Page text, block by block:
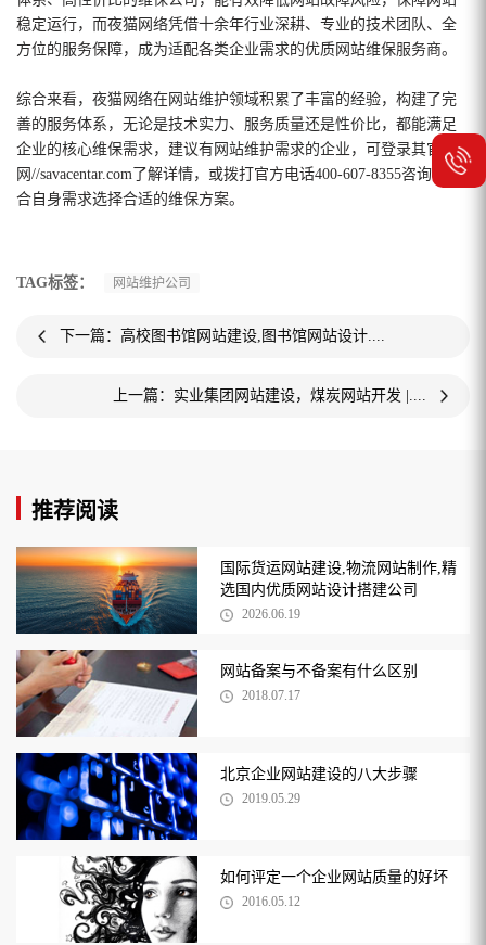
稳定运行，而夜猫网络凭借十余年行业深耕、专业的技术团队、全
方位的服务保障，成为适配各类企业需求的优质网站维保服务商。
综合来看，夜猫网络在网站维护领域积累了丰富的经验，构建了完
善的服务体系，无论是技术实力、服务质量还是性价比，都能满足
企业的核心维保需求，建议有网站维护需求的企业，可登录其官
网//savacentar.com了解详情，或拨打官方电话400-607-8355咨询，结
合自身需求选择合适的维保方案。
TAG标签： 网站维护公司
下一篇：高校图书馆网站建设,图书馆网站设计....
上一篇：实业集团网站建设，煤炭网站开发 |....
推荐阅读
国际货运网站建设,物流网站制作,精
选国内优质网站设计搭建公司
2026.06.19
网站备案与不备案有什么区别
2018.07.17
北京企业网站建设的八大步骤
2019.05.29
如何评定一个企业网站质量的好坏
2016.05.12